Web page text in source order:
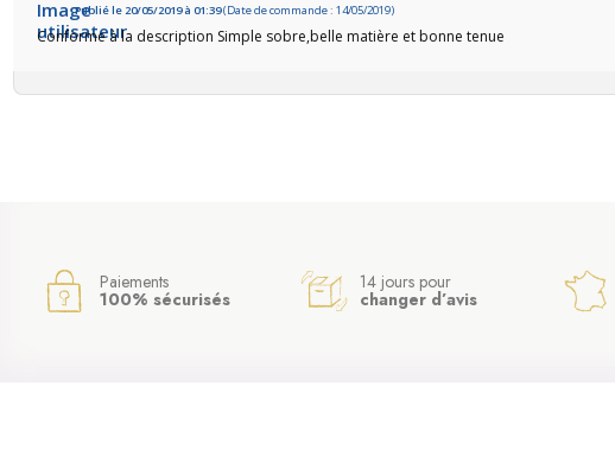
Publié le 20/05/2019 à 01:39(Date de commande : 14/05/2019)
Conforme à la description Simple sobre,belle matière et bonne tenue
Paiements
100% sécurisés
14 jours pour
changer d’avis